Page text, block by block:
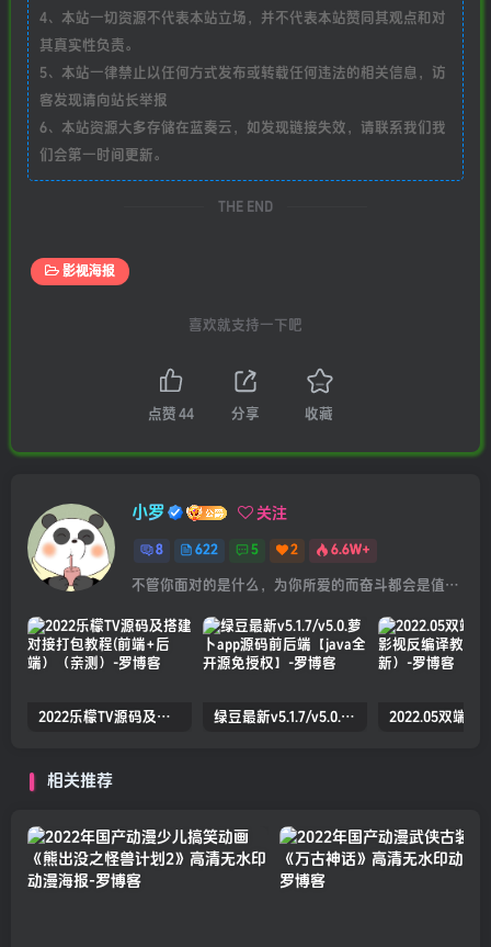
4、本站一切资源不代表本站立场，并不代表本站赞同其观点和对
其真实性负责。
5、本站一律禁止以任何方式发布或转载任何违法的相关信息，访
客发现请向站长举报
6、本站资源大多存储在蓝奏云，如发现链接失效，请联系我们我
们会第一时间更新。
THE END
影视海报
喜欢就支持一下吧
点赞 44 分享 收藏
小罗 关注
8 622 5 2 6.6W+
不管你面对的是什么，为你所爱的而奋斗都会是值得的
2022乐檬TV源码及搭建对接打包教程(前端+后端）（亲测） 绿豆最新v5.1.7/v5.0.萝卜app源码前后端【java全开源免授权】
相关推荐